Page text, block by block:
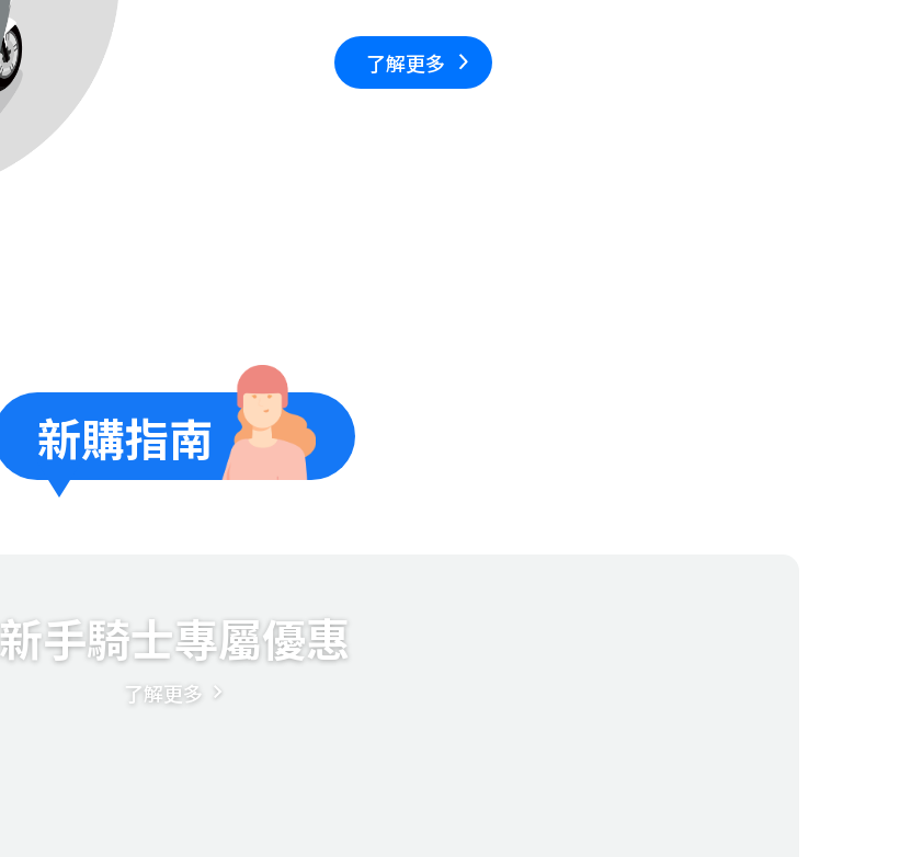
了解更多
新購指南
新手騎士專屬優惠
了解更多